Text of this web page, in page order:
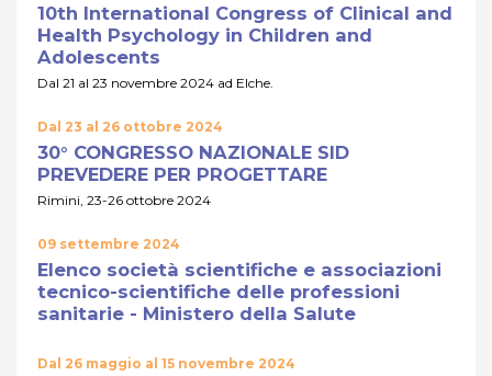
10th International Congress of Clinical and
Health Psychology in Children and
Adolescents
Dal 21 al 23 novembre 2024 ad Elche.
Dal 23 al 26 ottobre 2024
30° CONGRESSO NAZIONALE SID
PREVEDERE PER PROGETTARE
Rimini, 23-26 ottobre 2024
09 settembre 2024
Elenco società scientifiche e associazioni
tecnico-scientifiche delle professioni
sanitarie - Ministero della Salute
Dal 26 maggio al 15 novembre 2024